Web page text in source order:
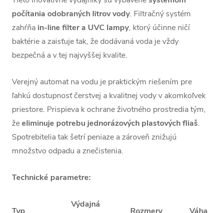
počítania odobraných litrov vody. Filtračný systém
zahŕňa in-line filter a UVC lampy, ktorý účinne ničí
baktérie a zaisťuje tak, že dodávaná voda je vždy
bezpečná a v tej najvyššej kvalite.
Verejný automat na vodu je praktickým riešením pre
ľahkú dostupnosť čerstvej a kvalitnej vody v akomkoľvek
priestore. Prispieva k ochrane životného prostredia tým,
žeeliminuje potrebu jednorázových plastových fliaš.
Spotrebitelia tak šetrí peniaze a zároveň znižujú
množstvo odpadu a znečistenia.
Technické parametre:
Typ
Výdajná
Rozmery
Váha